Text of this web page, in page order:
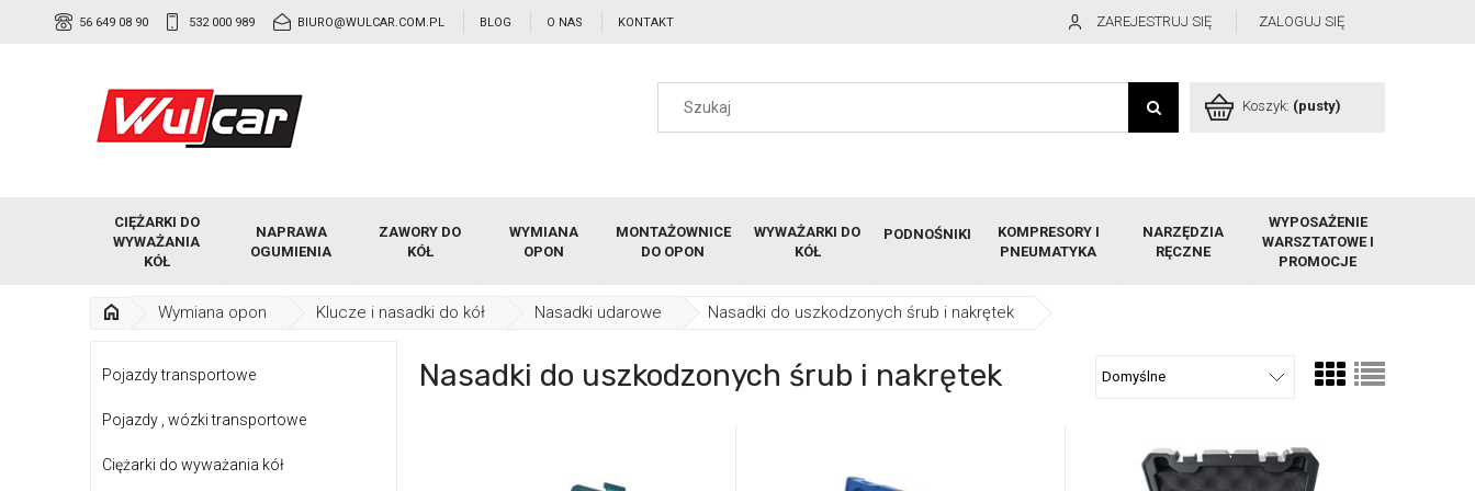
56 649 08 90 532 000 989 BIURO@WULCAR.COM.PL BLOG O NAS KONTAKT ZAREJESTRUJ SIĘ ZALOGUJ SIĘ
Koszyk: (pusty)
CIĘŻARKI DO
WYWAŻANIA
KÓŁ
NAPRAWA
OGUMIENIA
ZAWORY DO
KÓŁ
WYMIANA
OPON
MONTAŻOWNICE
DO OPON
WYWAŻARKI DO
KÓŁ
PODNOŚNIKI
KOMPRESORY I
PNEUMATYKA
NARZĘDZIA
RĘCZNE
WYPOSAŻENIE
WARSZTATOWE I
PROMOCJE
Wymiana opon Klucze i nasadki do kół Nasadki udarowe Nasadki do uszkodzonych śrub i nakrętek
Pojazdy transportowe
Pojazdy , wózki transportowe
Ciężarki do wyważania kół
Nasadki do uszkodzonych śrub i nakrętek